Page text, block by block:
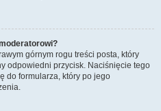
górnym rogu treści posta, który
odpowiedni przycisk. Naciśnięcie tego
do formularza, który po jego